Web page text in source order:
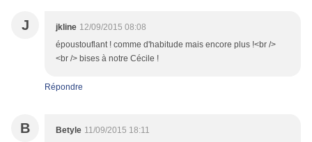
J jkline 12/09/2015 08:08
époustouflant ! comme d'habitude mais encore plus !<br />
<br /> bises à notre Cécile !
Répondre
B Betyle 11/09/2015 18:11